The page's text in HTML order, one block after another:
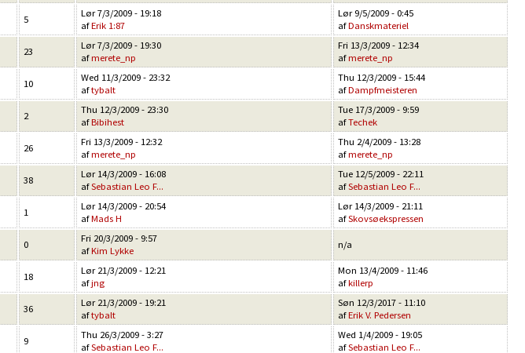
5
Lør 7/3/2009 - 19:18
afErik 1:87
Lør 9/5/2009 - 0:45
afDanskmateriel
23
Lør 7/3/2009 - 19:30
afmerete_np
Fri 13/3/2009 - 12:34
afmerete_np
10
Wed 11/3/2009 - 23:32
aftybalt
Thu 12/3/2009 - 15:44
afDampfmeisteren
2
Thu 12/3/2009 - 23:30
afBibihest
Tue 17/3/2009 - 9:59
afTechek
26
Fri 13/3/2009 - 12:32
afmerete_np
Thu 2/4/2009 - 13:28
afmerete_np
38
Lør 14/3/2009 - 16:08
afSebastian Leo F...
Tue 12/5/2009 - 22:11
afSebastian Leo F...
1
Lør 14/3/2009 - 20:54
afMads H
Lør 14/3/2009 - 21:11
afSkovsøekspressen
0
Fri 20/3/2009 - 9:57
afKim Lykke
n/a
18
Lør 21/3/2009 - 12:21
afjng
Mon 13/4/2009 - 11:46
afkillerp
36
Lør 21/3/2009 - 19:21
aftybalt
Søn 12/3/2017 - 11:10
afErik V. Pedersen
9
Thu 26/3/2009 - 3:27
afSebastian Leo F...
Wed 1/4/2009 - 19:05
afSebastian Leo F...